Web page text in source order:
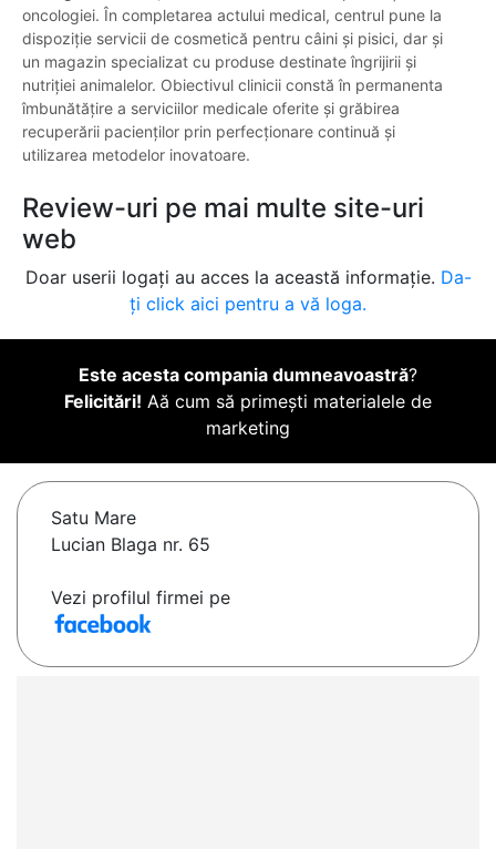
oncologiei. În completarea actului medical, centrul pune la
dispoziție servicii de cosmetică pentru câini și pisici, dar și
un magazin specializat cu produse destinate îngrijirii și
nutriției animalelor. Obiectivul clinicii constă în permanenta
îmbunătățire a serviciilor medicale oferite și grăbirea
recuperării pacienților prin perfecționare continuă și
utilizarea metodelor inovatoare.
Review-uri pe mai multe site-uri
web
Doar userii logați au acces la această informație. Da-
ți click aici pentru a vă loga.
Este acesta compania dumneavoastră?
Felicitări! Aă cum să primești materialele de
marketing
Satu Mare
Lucian Blaga nr. 65
Vezi profilul firmei pe